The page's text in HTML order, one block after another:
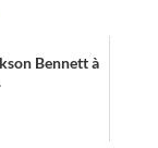
Bennett à